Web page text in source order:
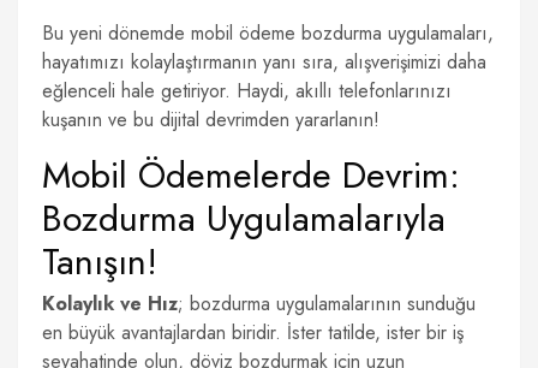
Bu yeni dönemde mobil ödeme bozdurma uygulamaları,
hayatımızı kolaylaştırmanın yanı sıra, alışverişimizi daha
eğlenceli hale getiriyor. Haydi, akıllı telefonlarınızı
kuşanın ve bu dijital devrimden yararlanın!
Mobil Ödemelerde Devrim:
Bozdurma Uygulamalarıyla
Tanışın!
Kolaylık ve Hız; bozdurma uygulamalarının sunduğu
en büyük avantajlardan biridir. İster tatilde, ister bir iş
seyahatinde olun, döviz bozdurmak için uzun